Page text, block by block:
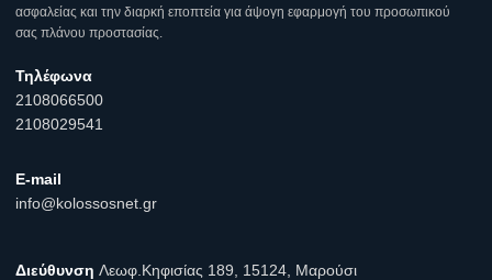
ασφαλείας και την διαρκή εποπτεία για άψογη εφαρμογή του προσωπικού
σας πλάνου προστασίας.
Τηλέφωνα
2108066500
2108029541
E-mail
info@kolossosnet.gr
Διεύθυνση Λεωφ.Κηφισίας 189, 15124, Μαρούσι